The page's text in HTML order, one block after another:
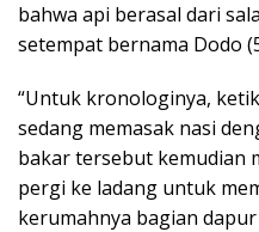
bahwa api berasal dari
setempat bernama Dodo
“Untuk kronologinya,
sedang memasak nasi
bakar tersebut kemudian
pergi ke ladang untuk
kerumahnya bagian